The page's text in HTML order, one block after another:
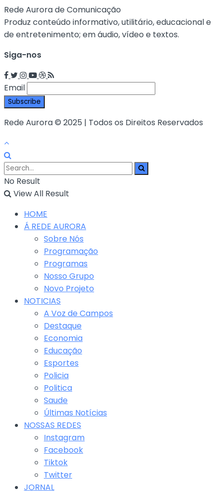
Rede Aurora de Comunicação
Produz conteúdo informativo, utilitário, educacional e
de entretenimento; em áudio, vídeo e textos.
Siga-nos
Email
Rede Aurora © 2025 | Todos os Direitos Reservados
No Result
View All Result
HOME
Á REDE AURORA
Sobre Nós
Programação
Programas
Nosso Grupo
Novo Projeto
NOTICIAS
A Voz de Campos
Destaque
Economia
Educação
Esportes
Policia
Politica
Saude
Últimas Notícias
NOSSAS REDES
Instagram
Facebook
Tiktok
Twitter
JORNAL